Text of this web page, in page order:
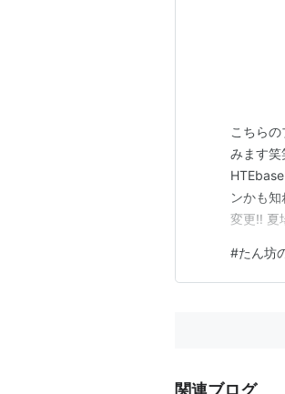
こちら
みます
ンかも
変更‼️ 夏
きくなっ
温では
#たん坊
関連ブログ